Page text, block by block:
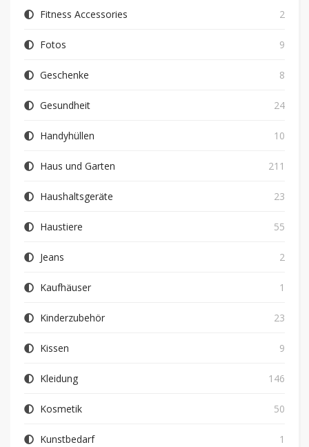
Fitness Accessories 2
Fotos 9
Geschenke 8
Gesundheit 24
Handyhüllen 10
Haus und Garten 211
Haushaltsgeräte 23
Haustiere 55
Jeans 2
Kaufhäuser 1
Kinderzubehör 23
Kissen 9
Kleidung 146
Kosmetik 50
Kunstbedarf 1